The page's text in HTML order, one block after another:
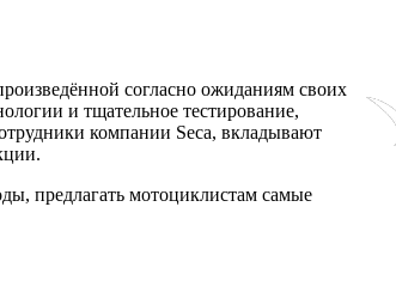
согласно ожиданиям своих
и тщательное тестирование,
компании Seca, вкладывают
предлагать мотоциклистам самые